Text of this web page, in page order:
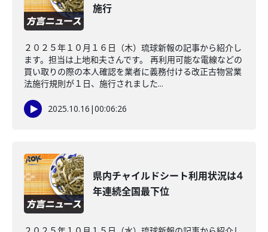
施行
２０２５年１０月１６日（木）琉球新報の記事から紹介し
ます。担当は上地和夫さんです。 再利用可能な電線などの
買い取りの際の本人確認を業者に義務付ける改正古物営業
法施行規則が１日、施行されました...
2025.10.16 |00:06:26
県内チャイルドシート利用状況は4
年連続全国最下位